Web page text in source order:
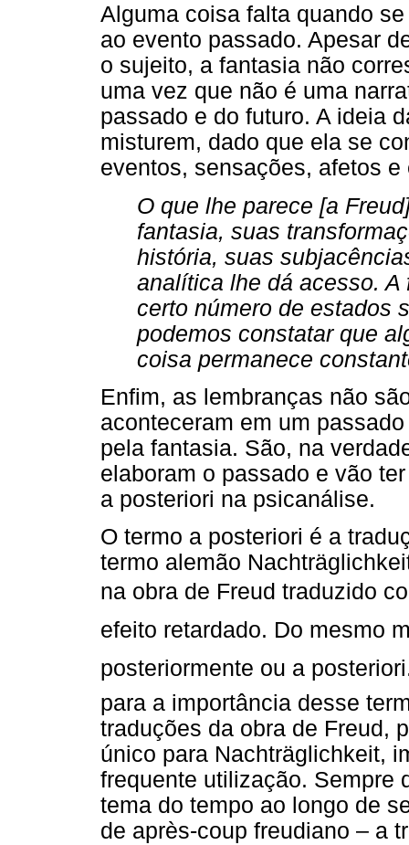
Alguma coisa falta quando
ao evento passado. Apesar
o sujeito, a fantasia não
uma vez que não é uma
passado e do futuro. A ideia
misturem, dado que ela se
eventos, sensações, afetos
O que lhe parece [a
fantasia, suas
história, suas
analítica lhe dá acesso.
certo número de estados
podemos constatar que
coisa permanece
Enfim, as lembranças não
aconteceram em um
pela fantasia. São, na
elaboram o passado e vão
a posteriori na psicanálise.
O termo a posteriori é a
termo alemão
na obra de Freud traduzido
efeito retardado. Do
posteriormente ou a
para a importância desse
traduções da obra de Freud,
único para Nachträglichkeit,
frequente utilização. Sempre
tema do tempo ao longo de
de après-coup freudiano – a